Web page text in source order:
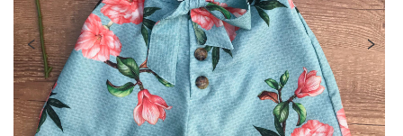
‹ ›